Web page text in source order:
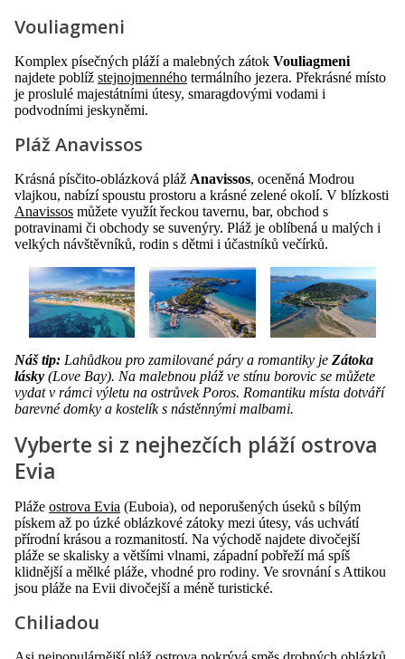
Vouliagmeni
Komplex písečných pláží a malebných zátok Vouliagmeni
najdete poblíž stejnojmenného termálního jezera. Překrásné místo
je proslulé majestátními útesy, smaragdovými vodami i
podvodními jeskyněmi.
Pláž Anavissos
Krásná písčito-oblázková pláž Anavissos, oceněná Modrou
vlajkou, nabízí spoustu prostoru a krásné zelené okolí. V blízkosti
Anavissos můžete využít řeckou tavernu, bar, obchod s
potravinami či obchody se suvenýry. Pláž je oblíbená u malých i
velkých návštěvníků, rodin s dětmi i účastníků večírků.
Náš tip: Lahůdkou pro zamilované páry a romantiky je Zátoka
lásky (Love Bay). Na malebnou pláž ve stínu borovic se můžete
vydat v rámci výletu na ostrůvek Poros. Romantiku místa dotváří
barevné domky a kostelík s nástěnnými malbami.
Vyberte si z nejhezčích pláží ostrova
Evia
Pláže ostrova Evia (Euboia), od neporušených úseků s bílým
pískem až po úzké oblázkové zátoky mezi útesy, vás uchvátí
přírodní krásou a rozmanitostí. Na východě najdete divočejší
pláže se skalisky a většími vlnami, západní pobřeží má spíš
klidnější a mělké pláže, vhodné pro rodiny. Ve srovnání s Attikou
jsou pláže na Evii divočejší a méně turistické.
Chiliadou